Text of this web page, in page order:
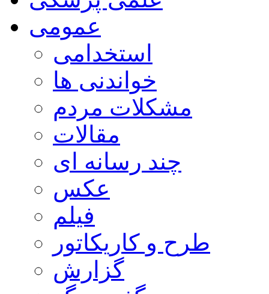
عمومی
استخدامی
خواندنی ها
مشکلات مردم
مقالات
چند رسانه ای
عکس
فیلم
طرح و کاریکاتور
گزارش